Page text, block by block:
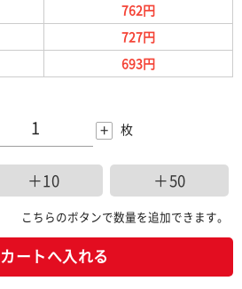
762円
727円
693円
+ 枚
＋10 ＋50
こちらのボタンで数量を追加できます。
カートへ入れる